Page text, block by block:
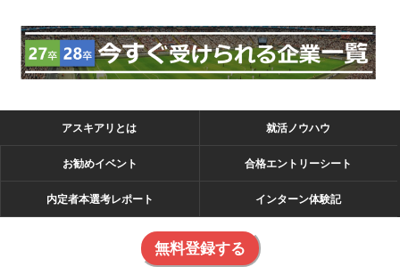
アスキアリとは 就活ノウハウ
お勧めイベント 合格エントリーシート
内定者本選考レポート インターン体験記
無料登録する